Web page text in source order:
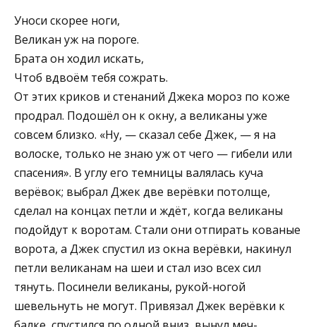
Уноси скорее ноги,
Великан уж на пороге.
Брата он ходил искать,
Чтоб вдвоём тебя сожрать.
От этих криков и стенаний Джека мороз по коже
продрал. Подошёл он к окну, а великаны уже
совсем близко. «Ну, — сказал себе Джек, — я на
волоске, только не знаю уж от чего — гибели или
спасения». В углу его темницы валялась куча
верёвок; выбрал Джек две верёвки потолще,
сделал на концах петли и ждёт, когда великаны
подойдут к воротам. Стали они отпирать кованые
ворота, а Джек спустил из окна верёвки, накинул
петли великанам на шеи и стал изо всех сил
тянуть. Посинели великаны, рукой-ногой
шевельнуть не могут. Привязал Джек верёвки к